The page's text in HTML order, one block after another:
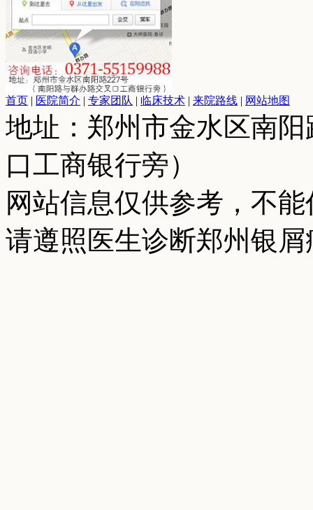
首页 | 医院简介 | 专家团队 | 临床技术 | 来院路线 | 网站地图
地址：郑州市金水区南
口工商银行旁）
网站信息仅供参考，不
请遵照医生诊断郑州银